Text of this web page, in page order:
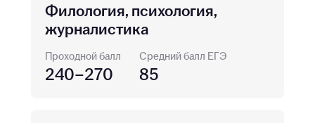
Филология, психология,
журналистика
Проходной балл Средний балл ЕГЭ
240–270 85